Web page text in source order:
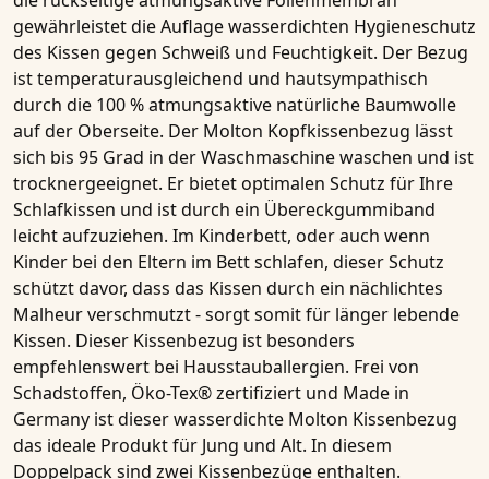
gewährleistet die Auflagewasserdichten Hygieneschutz
des Kissen gegen Schweiß und Feuchtigkeit. Der Bezug
ist temperaturausgleichend und hautsympathisch
durch die 100 % atmungsaktive natürliche Baumwolle
auf der Oberseite. Der Molton Kopfkissenbezug lässt
sich bis 95 Grad in der Waschmaschine waschen und ist
trocknergeeignet. Er bietet optimalen Schutz für Ihre
Schlafkissen und ist durch ein Übereckgummiband
leicht aufzuziehen. Im Kinderbett, oder auch wenn
Kinder bei den Eltern im Bett schlafen, dieser Schutz
schützt davor, dass das Kissen durch ein nächlichtes
Malheur verschmutzt - sorgt somit für länger lebende
Kissen. Dieser Kissenbezug ist besonders
empfehlenswert bei Hausstauballergien. Frei von
Schadstoffen, Öko-Tex® zertifiziert und Made in
Germany ist dieserwasserdichte Molton Kissenbezug
das ideale Produkt für Jung und Alt. In diesem
Doppelpack sind zwei Kissenbezüge enthalten.